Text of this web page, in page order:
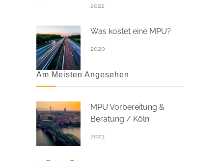
2022
Was kostet eine MPU?
2020
Am Meisten Angesehen
MPU Vorbereitung &
Beratung / Köln
2023